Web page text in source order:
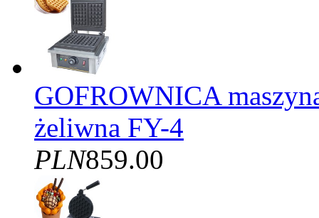
GOFROWNICA
żeliwna FY-4
PLN859.00